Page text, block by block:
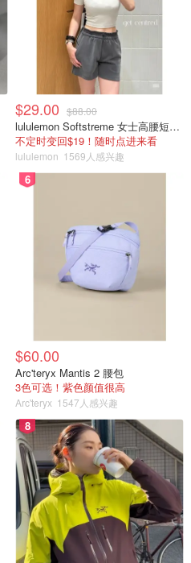
$29.00 $88.00
lululemon Softstreme 女士高腰短裤 10cm
不定时变回$19！随时点进来看
lululemon 1569人感兴趣
6
$60.00
Arc'teryx Mantis 2 腰包
3色可选！紫色颜值很高
Arc'teryx 1547人感兴趣
8